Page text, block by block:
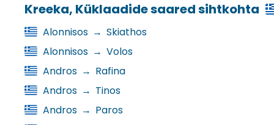
Kreeka, Küklaadide saared sihtkohta
Alonnisos → Skiathos
Alonnisos → Volos
Andros → Rafina
Andros → Tinos
Andros → Paros